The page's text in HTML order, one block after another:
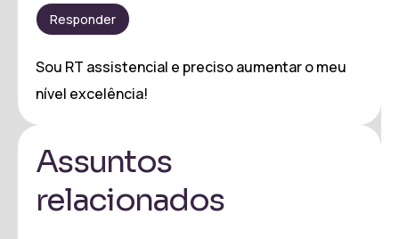
Responder
Sou RT assistencial e preciso aumentar o meu
nível excelência!
Assuntos
relacionados